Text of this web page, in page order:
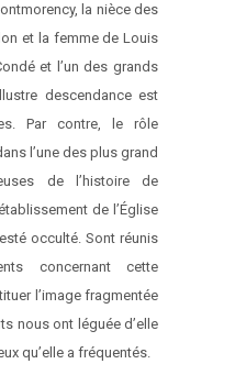
la nièce des
et la femme de Louis
et l’un des grands
descendance est
Par contre, le rôle
l’une des plus grand
de l’histoire de
de l’Église
occulté. Sont réunis
concernant cette
l’image fragmentée
nous ont léguée d’elle
qu’elle a fréquentés.